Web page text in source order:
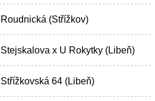
Roudnická (Střížkov)
Stejskalova x U Rokytky (Libeň)
Střížkovská 64 (Libeň)